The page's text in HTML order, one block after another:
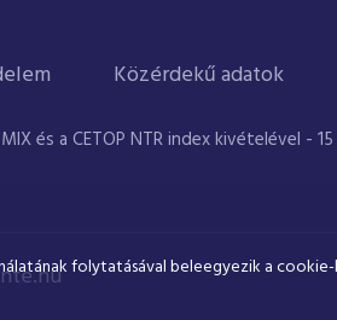
Közérdekű adatok
és a CETOP NTR index kivételével -
folytatásával beleegyezik a cookie-